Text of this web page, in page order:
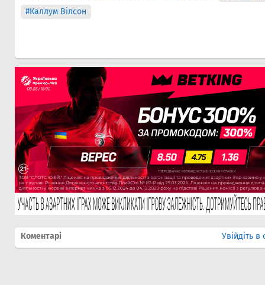
#Каллум Вілсон
Коментарі Увійдіть в